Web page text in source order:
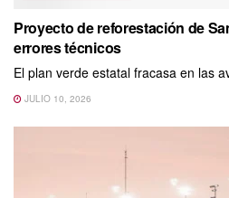
Proyecto de reforestación de
errores técnicos
El plan verde estatal fracasa en las
JULIO 10, 2026